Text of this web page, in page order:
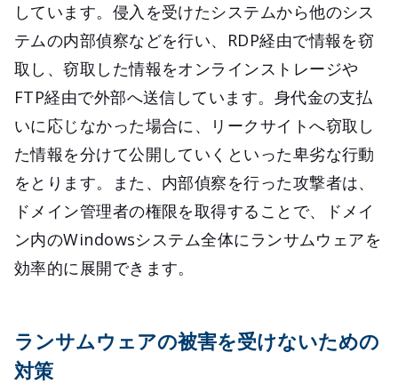
しています。侵入を受けたシステムから他のシス
テムの内部偵察などを行い、RDP経由で情報を窃
取し、窃取した情報をオンラインストレージや
FTP経由で外部へ送信しています。身代金の支払
いに応じなかった場合に、リークサイトへ窃取し
た情報を分けて公開していくといった卑劣な行動
をとります。また、内部偵察を行った攻撃者は、
ドメイン管理者の権限を取得することで、ドメイ
ン内のWindowsシステム全体にランサムウェアを
効率的に展開できます。
ランサムウェアの被害を受けないための
対策